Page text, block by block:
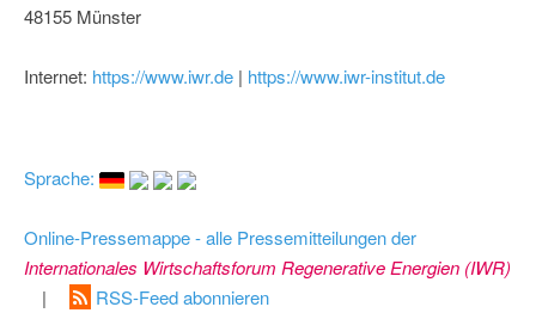
48155 Münster
Internet: https://www.iwr.de | https://www.iwr-institut.de
Sprache:
Online-Pressemappe - alle Pressemitteilungen der
Internationales Wirtschaftsforum Regenerative Energien (IWR)
|
RSS-Feed abonnieren